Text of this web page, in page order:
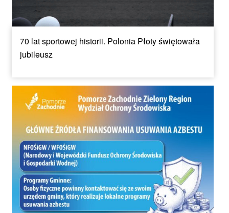
70 lat sportowej historii. Polonia Płoty świętowała
jubileusz